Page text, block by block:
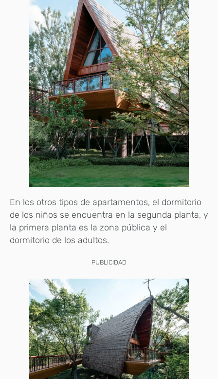
En los otros tipos de apartamentos, el dormitorio
de los niños se encuentra en la segunda planta, y
la primera planta es la zona pública y el
dormitorio de los adultos.
PUBLICIDAD